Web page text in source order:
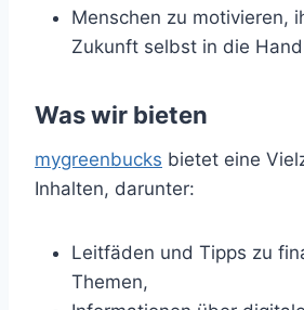
Menschen zu motivieren,
Zukunft selbst in die
Was wir bieten
mygreenbucks bietet eine
Inhalten, darunter:
Leitfäden und Tipps zu
Themen,